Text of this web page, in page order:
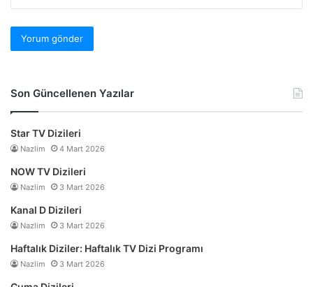
Son Güncellenen Yazılar
Star TV Dizileri
Nazlim 4 Mart 2026
NOW TV Dizileri
Nazlim 3 Mart 2026
Kanal D Dizileri
Nazlim 3 Mart 2026
Haftalık Diziler: Haftalık TV Dizi Programı
Nazlim 3 Mart 2026